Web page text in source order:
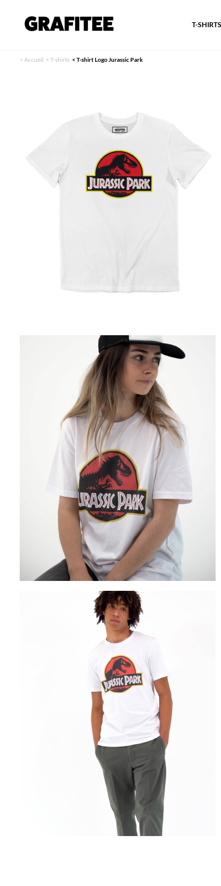
T-SHIRTS
< Accueil < T-shirts < T-shirt Logo Jurassic Park